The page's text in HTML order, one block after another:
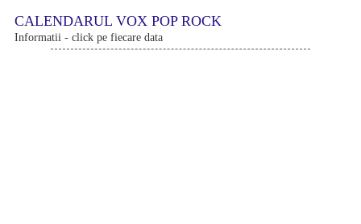
CALENDARUL VOX POP ROCK
Informatii - click pe fiecare data